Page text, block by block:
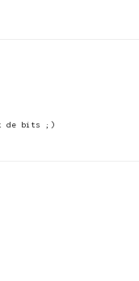
de bits ;)